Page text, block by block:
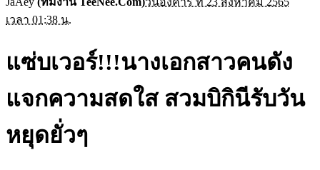
เวลา 01:38 น.
แซ่บเวอร์!!!นางเอกสาวคนดัง
แจกความสดใส สวมบิกินีรับวัน
หยุดยั่วๆ